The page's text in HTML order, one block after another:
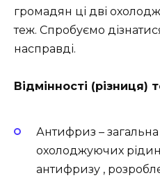
громадян ці дві
теж. Спробуємо
насправді.
Відмінності (різниця)
Антифриз – загальна
охолоджуючих
антифризу ,